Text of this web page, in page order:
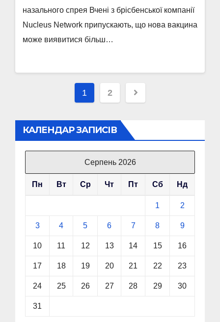
назального спрея Вчені з брісбенської компанії
Nucleus Network припускають, що нова вакцина
може виявитися більш…
Пагінація
1 2
КАЛЕНДАР ЗАПИСІВ
Серпень 2026
Пн Вт Ср Чт Пт Сб Нд
1 2
3 4 5 6 7 8 9
10 11 12 13 14 15 16
17 18 19 20 21 22 23
24 25 26 27 28 29 30
31